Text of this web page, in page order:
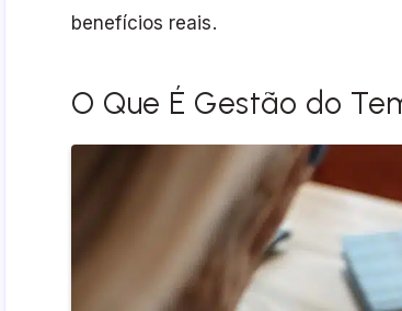
benefícios reais.
O Que É Gestão do